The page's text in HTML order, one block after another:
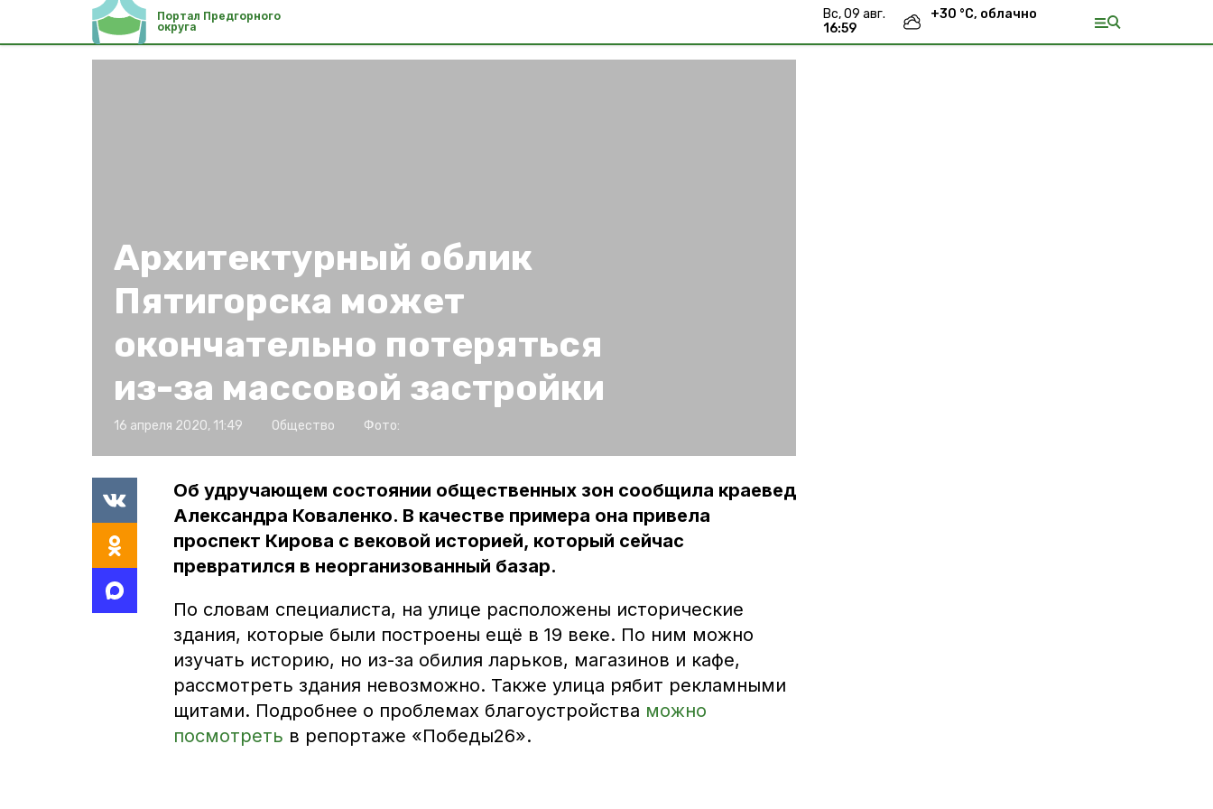
Портал Предгорного
округа
вс, 09 авг.
16:59
+30 °С, облачно
Архитектурный облик
Пятигорска может
окончательно потеряться
из-за массовой застройки
16 апреля 2020, 11:49 Общество Фото:
Об удручающем состоянии общественных зон сообщила краевед
Александра Коваленко. В качестве примера она привела
проспект Кирова с вековой историей, который сейчас
превратился в неорганизованный базар.
По словам специалиста, на улице расположены исторические
здания, которые были построены ещё в 19 веке. По ним можно
изучать историю, но из-за обилия ларьков, магазинов и кафе,
рассмотреть здания невозможно. Также улица рябит рекламными
щитами. Подробнее о проблемах благоустройства можно
посмотреть в репортаже «Победы26».